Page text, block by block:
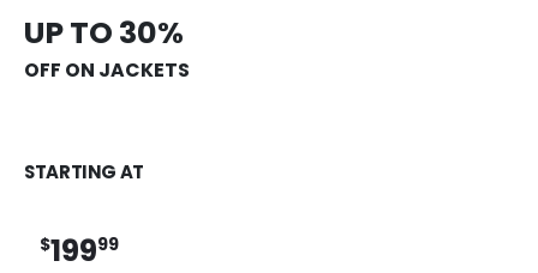
UP TO 30%
OFF ON JACKETS
STARTING AT
$19999